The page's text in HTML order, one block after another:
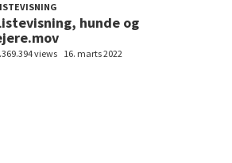
hunde og
views 16. marts 2022